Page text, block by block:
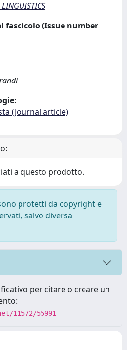
fascicolo (Issue number
(Journal article)
a questo prodotto.
protetti da copyright e
salvo diversa
per citare o creare un
11572/55991